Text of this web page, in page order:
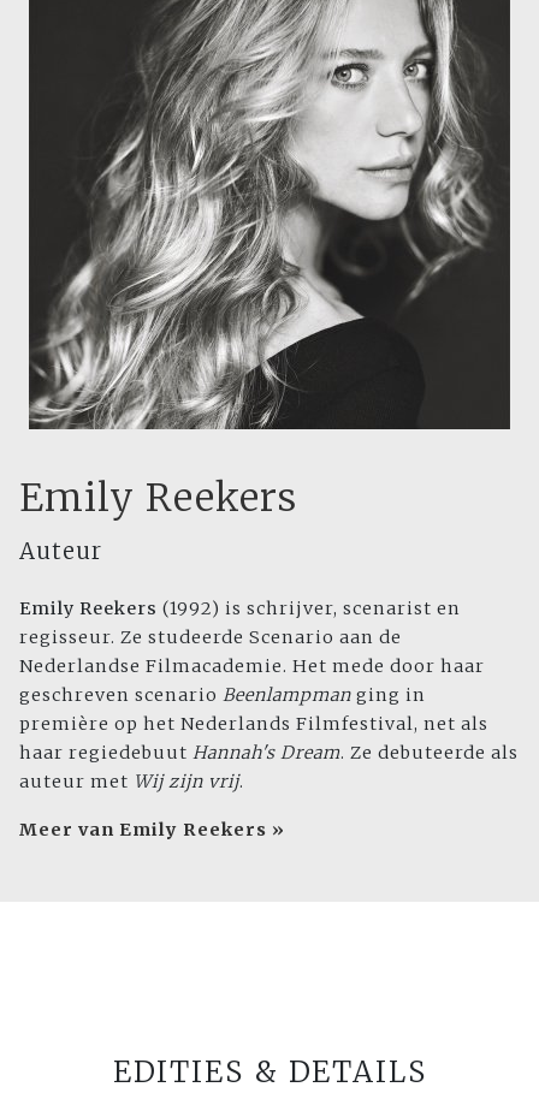
Emily Reekers
Auteur
Emily Reekers (1992) is schrijver, scenarist en
regisseur. Ze studeerde Scenario aan de
Nederlandse Filmacademie. Het mede door haar
geschreven scenario Beenlampman ging in
première op het Nederlands Filmfestival, net als
haar regiedebuut Hannah's Dream. Ze debuteerde als
auteur met Wij zijn vrij.
Meer van Emily Reekers »
EDITIES & DETAILS